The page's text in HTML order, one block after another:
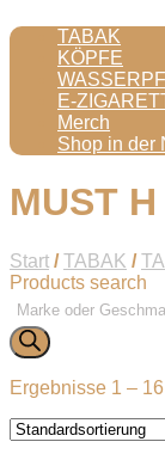
TABAK
KÖPFE
E-
Merch
Shop in der
MUST
Start /TABAK /
Products search
Ergebnisse 1 –